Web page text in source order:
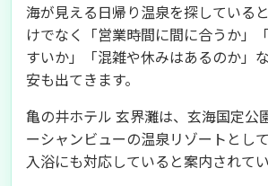
海が見える日帰り温泉を探している
けでなく「営業時間に間に合うか」
すいか」「混雑や休みはあるのか」
安も出てきます。
亀の井ホテル 玄界灘は、玄海国定公
ーシャンビューの温泉リゾートとし
入浴にも対応していると案内されてい